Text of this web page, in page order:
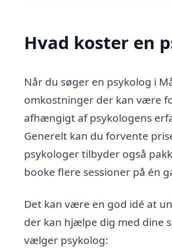
Hvad koster en
Når du søger en psykolog i
omkostninger der kan være
afhængigt af psykologens
Generelt kan du forvente
psykologer tilbyder også
booke flere sessioner på én
Det kan være en god idé at
der kan hjælpe dig med dine
vælger psykolog: